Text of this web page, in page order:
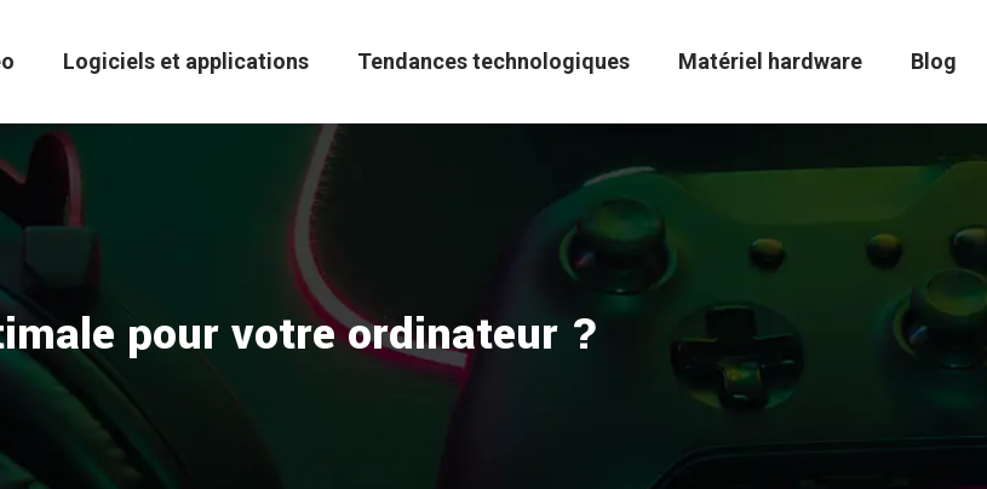
Logiciels et applications Tendances technologiques Matériel hardware Blog
pour votre ordinateur ?